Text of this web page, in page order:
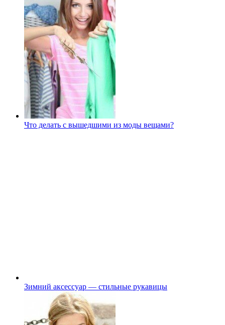
Что делать с вышедшими из моды вещами?
Зимний аксессуар — стильные рукавицы